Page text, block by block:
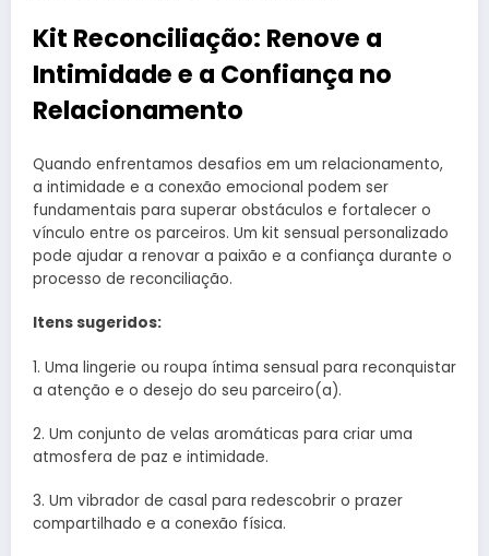
Kit Reconciliação: Renove a
Intimidade e a Confiança no
Relacionamento
Quando enfrentamos desafios em um relacionamento,
a intimidade e a conexão emocional podem ser
fundamentais para superar obstáculos e fortalecer o
vínculo entre os parceiros. Um kit sensual personalizado
pode ajudar a renovar a paixão e a confiança durante o
processo de reconciliação.
Itens sugeridos:
1. Uma lingerie ou roupa íntima sensual para reconquistar
a atenção e o desejo do seu parceiro(a).
2. Um conjunto de velas aromáticas para criar uma
atmosfera de paz e intimidade.
3. Um vibrador de casal para redescobrir o prazer
compartilhado e a conexão física.